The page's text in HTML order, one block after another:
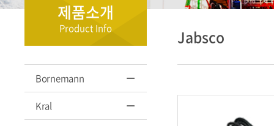
제품소개
Product Info
Bornemann
Kral
Jabsco